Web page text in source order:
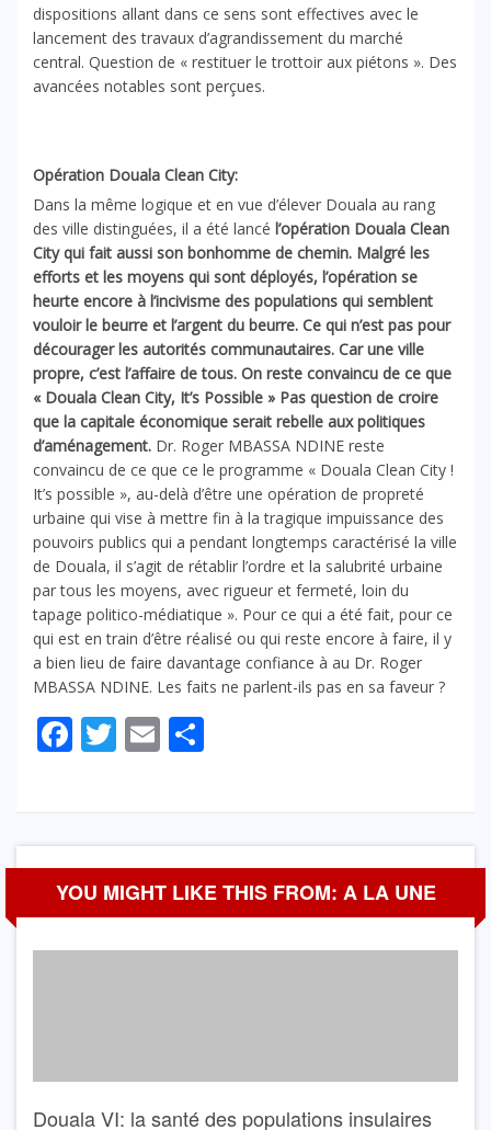
dispositions allant dans ce sens sont effectives avec le
lancement des travaux d’agrandissement du marché
central. Question de « restituer le trottoir aux piétons ». Des
avancées notables sont perçues.
Opération Douala Clean City:
Dans la même logique et en vue d’élever Douala au rang
des ville distinguées, il a été lancé l’opération Douala Clean
City qui fait aussi son bonhomme de chemin. Malgré les
efforts et les moyens qui sont déployés, l’opération se
heurte encore à l’incivisme des populations qui semblent
vouloir le beurre et l’argent du beurre. Ce qui n’est pas pour
décourager les autorités communautaires. Car une ville
propre, c’est l’affaire de tous. On reste convaincu de ce que
« Douala Clean City, It’s Possible » Pas question de croire
que la capitale économique serait rebelle aux politiques
d’aménagement. Dr. Roger MBASSA NDINE reste
convaincu de ce que ce le programme « Douala Clean City !
It’s possible », au-delà d’être une opération de propreté
urbaine qui vise à mettre fin à la tragique impuissance des
pouvoirs publics qui a pendant longtemps caractérisé la ville
de Douala, il s’agit de rétablir l’ordre et la salubrité urbaine
par tous les moyens, avec rigueur et fermeté, loin du
tapage politico-médiatique ». Pour ce qui a été fait, pour ce
qui est en train d’être réalisé ou qui reste encore à faire, il y
a bien lieu de faire davantage confiance à au Dr. Roger
MBASSA NDINE. Les faits ne parlent-ils pas en sa faveur ?
Facebook
Twitter
Email
YOU MIGHT LIKE THIS FROM: A LA UNE
Douala VI: la santé des populations insulaires